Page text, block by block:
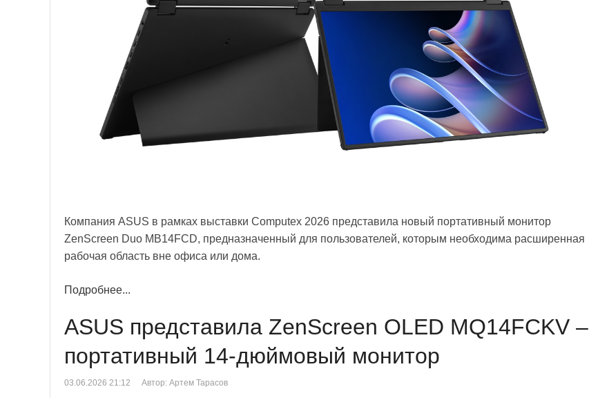
Компания ASUS в рамках выставки Computex 2026 представила новый портативный монитор
ZenScreen Duo MB14FCD, предназначенный для пользователей, которым необходима расширенная
рабочая область вне офиса или дома.
Подробнее...
ASUS представила ZenScreen OLED MQ14FCKV –
портативный 14-дюймовый монитор
03.06.2026 21:12 Автор: Артем Тарасов